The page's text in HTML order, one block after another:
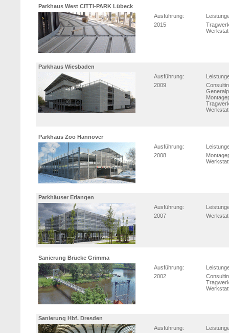
Parkhaus West CITTI-PARK Lübeck
Ausführung:
2015
Parkhaus Wiesbaden
Ausführung:
2009
Parkhaus Zoo Hannover
Ausführung:
2008
Parkhäuser Erlangen
Ausführung:
2007
Sanierung Brücke Grimma
Ausführung:
2002
Sanierung Hbf. Dresden
Ausführung: